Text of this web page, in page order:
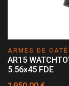
ARMES DE
AR15
5.56x45 FDE